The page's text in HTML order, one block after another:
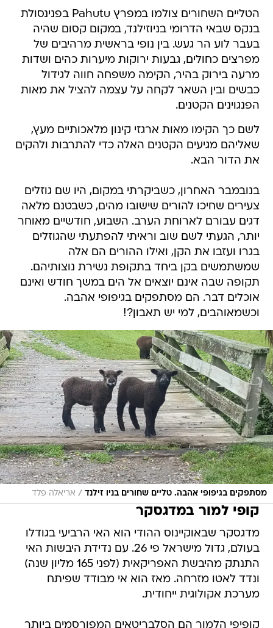
הטליים השחורים צולמו במפרץ Pahutu בפנינסולת
בנקס שבאי הדרומי בניוזילנד, במקום קסום שהיה
בעבר לוע הר געש. בין נופי בראשית מרהיבים של
מפרצים כחולים, גבעות ירוקות מיערות כהים ושדות
מרעה בירוק בהיר, הקימה משפחה חווה לגידול
כבשים ובין השאר לקחה על עצמה להציל את מאות
הפנגוינים הקטנים.
לשם כך הקימו מאות ארגזי קינון מלאכותיים מעץ,
שאליהם מגיעים הקטנים האלה כדי להתרבות ולהקים
את הדור הבא.
בנובמבר האחרון, כשביקרתי במקום, היו שם גוזלים
צעירים שחיכו להורים שישובו מהים, כשבטנם מלאה
דגים עבורם לארוחת הערב. השבוע, חודשיים מאוחר
יותר, הגעתי לשם שוב וראיתי להפתעתי שהגוזלים
בגרו ועזבו את הקן, ואילו ההורים הם אלה
שמשתמשים בקן ביחד בתקופת נשירת נוצותיהם.
תקופה שבה אינם יוצאים אל הים במשך חודש ואינם
אוכלים דבר. הם מסתפקים בגיפופי אהבה.
וכשמאוהבים, למי יש תאבון?!
מסתפקים בגיפופי אהבה. טליים שחורים בניו זילנד / אריאלה פלד
קופי למור במדגסקר
מדגסקר שבאוקיינוס ההודי הוא האי הרביעי בגודלו
בעולם, גדול מישראל פי 26. עם נדידת היבשות האי
התנתק מהיבשת האפריקאית (לפני 165 מליון שנה)
ונדד לאטו מזרחה. מאז הוא אי מבודד שפיתח
מערכת אקולוגית ייחודית.
קופיפי הלמור הם הסלבריטאים המפורסמים ביותר